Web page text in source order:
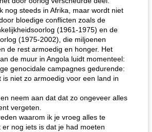
nog steeds in Afrika, maar wordt niet
bloedige conflicten zoals de
(1961-1975) en de
(1975-2002), die miljoenen
de rest armoedig en honger. Het
de muur in Angola luidt momenteel:
genocidale campagnes gedurende:
is niet zo armoedig voor een land in
neem aan dat dat zo ongeveer alles
vergeten.
waarom ik je vroeg alles te
nog iets is dat je had moeten